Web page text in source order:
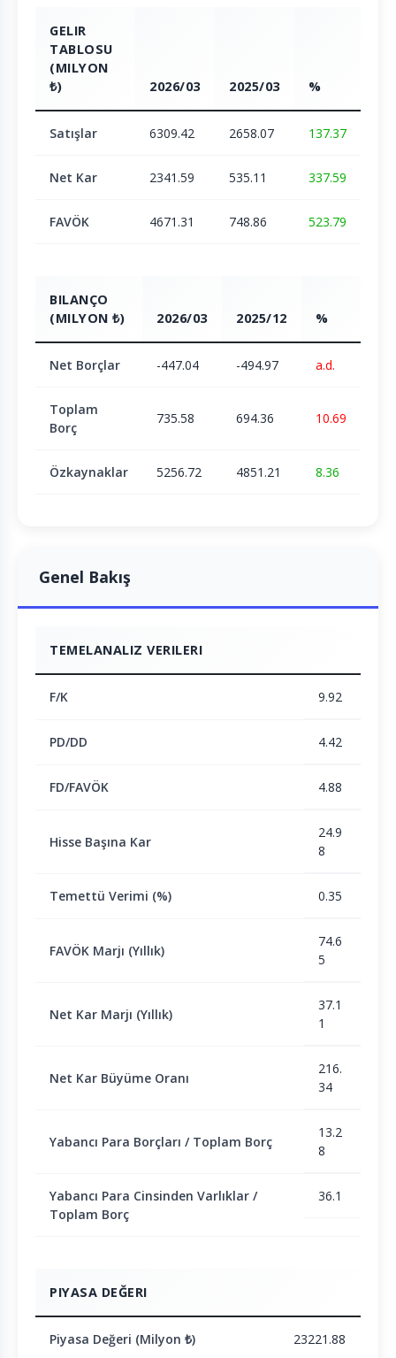
GELIR
TABLOSU
(MILYON
₺)
2026/03 2025/03 %
Satışlar 6309.42 2658.07 137.37
Net Kar 2341.59 535.11 337.59
FAVÖK 4671.31 748.86 523.79
BILANÇO
(MILYON ₺)
2026/03 2025/12 %
Net Borçlar -447.04 -494.97 a.d.
Toplam
Borç
735.58 694.36 10.69
Özkaynaklar 5256.72 4851.21 8.36
Genel Bakış
TEMELANALIZ VERILERI
F/K 9.92
PD/DD 4.42
FD/FAVÖK 4.88
Hisse Başına Kar
24.9
8
Temettü Verimi (%) 0.35
FAVÖK Marjı (Yıllık)
74.6
5
Net Kar Marjı (Yıllık)
37.1
1
Net Kar Büyüme Oranı
216.
34
Yabancı Para Borçları / Toplam Borç
13.2
8
Yabancı Para Cinsinden Varlıklar /
Toplam Borç
36.1
PIYASA DEĞERI
Piyasa Değeri (Milyon ₺) 23221.88